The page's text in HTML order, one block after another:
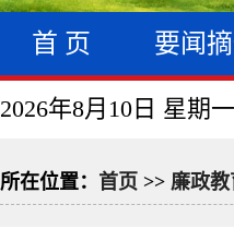
首 页 要闻
2026年8月10日 星期一
所在位置： 首页 >> 廉政教